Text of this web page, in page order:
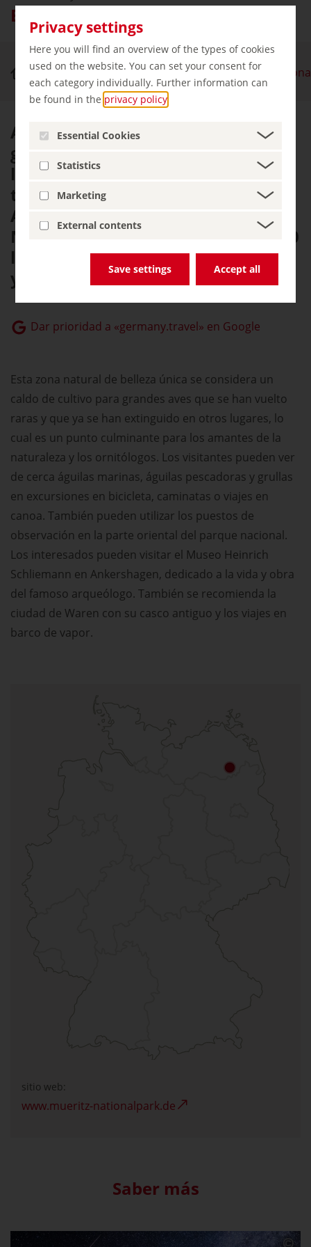
Privacy settings
Here you will find an overview of the types of cookies
used on the website. You can set your consent for
each category individually. Further information can
be found in the privacy policy
Essential Cookies
Statistics
Marketing
External contents
Save settings Accept all
El Parque Nacional de Müritz
Naturaleza y turismo activo El Parque
Al este de Müritz, el famoso y más
grande lago de la región de los
lagos de Mecklenburg en las
tierras bajas del noreste de
Alemania, se encuentra el Parque
Nacional de Müritz con más de 130
lagos, antiguos bosques de hayas
y misteriosos páramos.
Dar prioridad a «germany.travel» en Google
Esta zona natural de belleza única se considera un
caldo de cultivo para grandes aves que se han vuelto
raras y que ya se han extinguido en otros lugares, lo
cual es un punto culminante para los amantes de la
naturaleza y los ornitólogos. Los visitantes pueden ver
de cerca águilas marinas, águilas pescadoras y grullas
en excursiones en bicicleta, caminatas o viajes en
canoa. También pueden utilizar los puestos de
observación en la parte oriental del parque nacional.
Los interesados pueden visitar el Museo Heinrich
Schliemann en Ankershagen, dedicado a la vida y obra
del famoso arqueólogo. También se recomienda la
ciudad de Waren con su casco antiguo y los viajes en
barco de vapor.
sitio web:
www.mueritz-nationalpark.de
Saber más